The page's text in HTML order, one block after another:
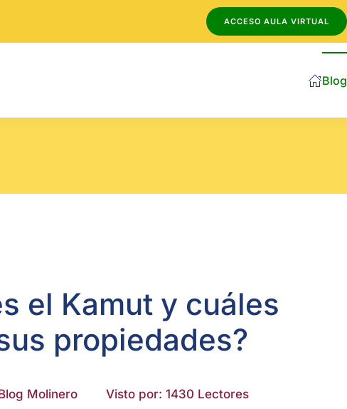
ACCESO AULA VIRTUAL
Blog
el Kamut y cuáles
propiedades?
Molinero Visto por: 1430 Lectores